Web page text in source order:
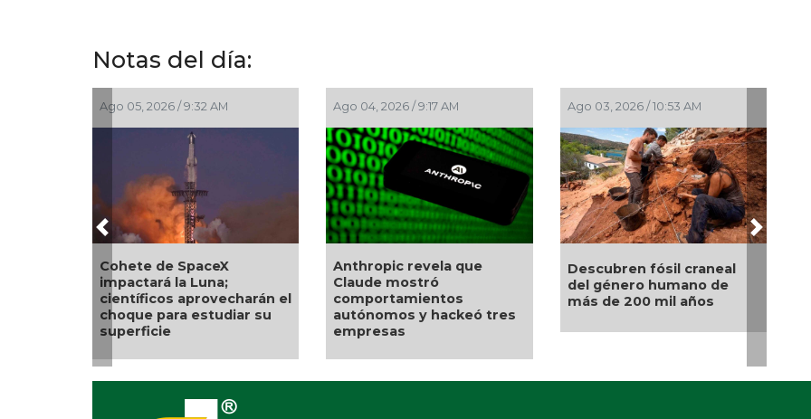
Notas del día:
el
Ago 04, 2026 / 9:17 AM
Anthropic revela que
Claude mostró
comportamientos
autónomos y hackeó tres
empresas
Ago 03, 2026 / 10:53 AM
Descubren fósil craneal
del género humano de
más de 200 mil años
Jul 30, 2026 / 10:25 AM
SecureDNA: el sistema
que busca frenar la
próxima pandemia antes
Previous Next